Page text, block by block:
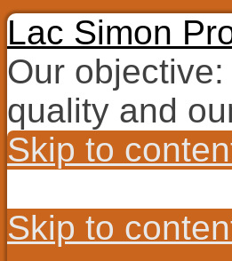
Lac Simon
Our
quality and
Skip to
Skip to